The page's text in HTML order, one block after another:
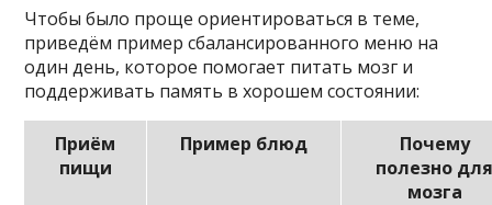
Чтобы было проще ориентироваться в теме,
приведём пример сбалансированного меню на
один день, которое помогает питать мозг и
поддерживать память в хорошем состоянии:
Приём
пищи
Пример блюд
Почему
полезно
мозга